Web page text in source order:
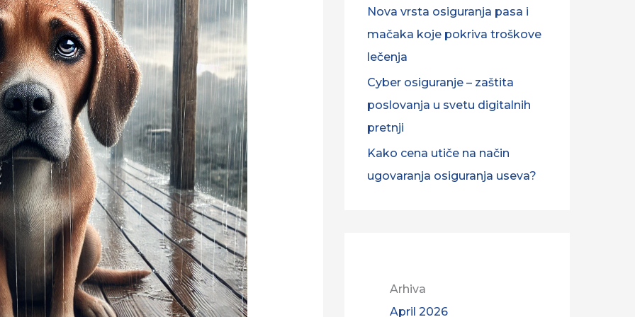
f
o
r
:
Nova vrsta osiguranja pasa i
mačaka koje pokriva troškove
lečenja
Cyber osiguranje – zaštita
poslovanja u svetu digitalnih
pretnji
Kako cena utiče na način
ugovaranja osiguranja useva?
Arhiva
April 2026